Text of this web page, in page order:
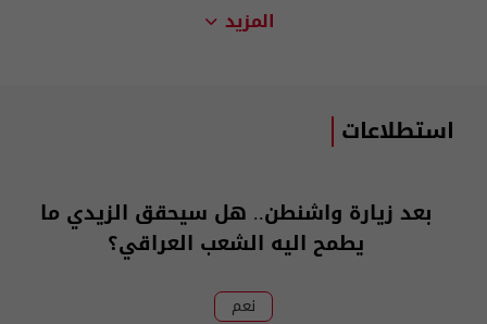
المزيد
استطلاعات
بعد زيارة واشنطن.. هل سيحقق الزيدي ما
يطمح اليه الشعب العراقي؟
نعم